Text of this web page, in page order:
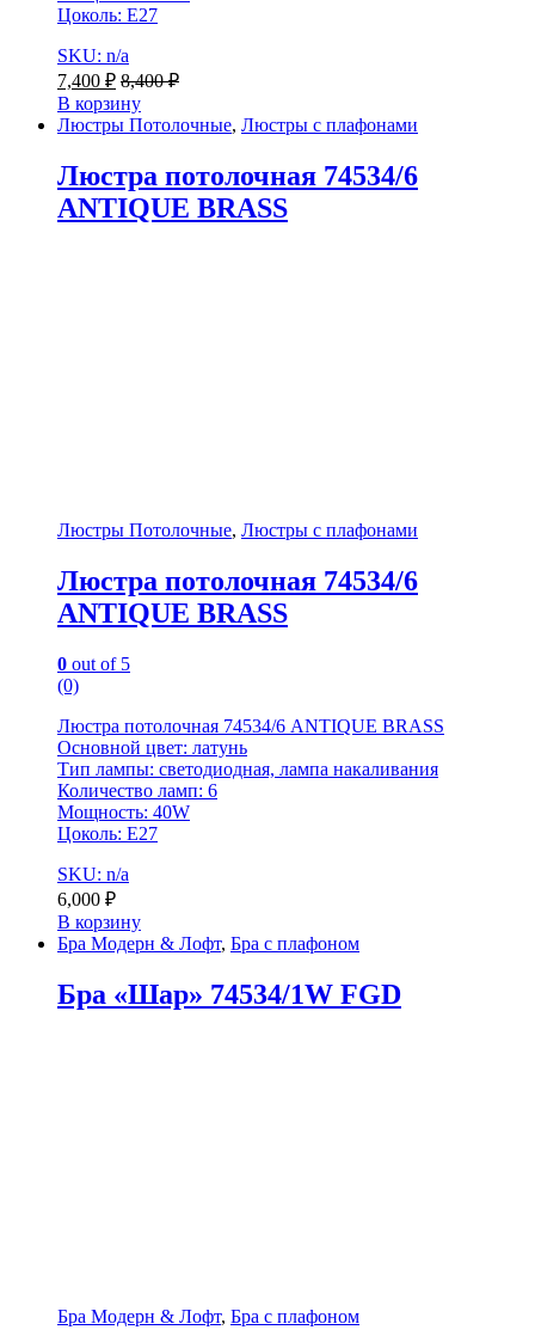
Цоколь: E27
SKU: n/a
7,400 ₽ 8,400₽
В корзину
Люстры Потолочные, Люстры с плафонами
Люстра потолочная 74534/6
ANTIQUE BRASS
Люстры Потолочные, Люстры с плафонами
Люстра потолочная 74534/6
ANTIQUE BRASS
0 out of 5
(0)
Люстра потолочная 74534/6 ANTIQUE BRASS
Основной цвет: латунь
Тип лампы: светодиодная, лампа накаливания
Количество ламп: 6
Мощность: 40W
Цоколь: E27
SKU: n/a
6,000 ₽
В корзину
Бра Модерн & Лофт, Бра с плафоном
Бра «Шар» 74534/1W FGD
Бра Модерн & Лофт, Бра с плафоном